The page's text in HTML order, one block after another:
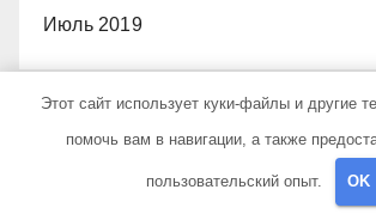
Июль 2019
Этот сайт использует куки-файлы и другие
помочь вам в навигации, а также
пользовательский опыт. OK